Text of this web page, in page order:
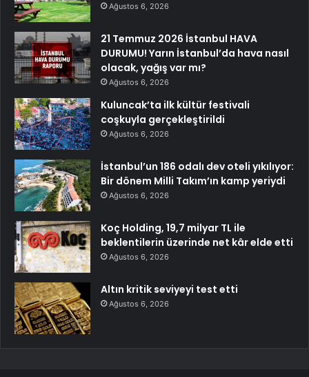
Ağustos 6, 2026
21 Temmuz 2026 İstanbul HAVA
DURUMU! Yarın İstanbul’da hava nasıl
olacak, yağış var mı?
Ağustos 6, 2026
Kuluncak’ta ilk kültür festivali
coşkuyla gerçekleştirildi
Ağustos 6, 2026
İstanbul’un 186 odalı dev oteli yıkılıyor:
Bir dönem Milli Takım’ın kamp yeriydi
Ağustos 6, 2026
Koç Holding, 19,7 milyar TL ile
beklentilerin üzerinde net kâr elde etti
Ağustos 6, 2026
Altın kritik seviyeyi test etti
Ağustos 6, 2026